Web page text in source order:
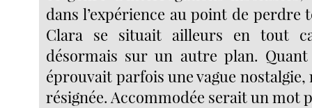
dans l’expérience au point de perdre
Clara se situait ailleurs en tout
désormais sur un autre plan.
éprouvait parfois une vague nostalgie,
résignée. Accommodée serait un mot